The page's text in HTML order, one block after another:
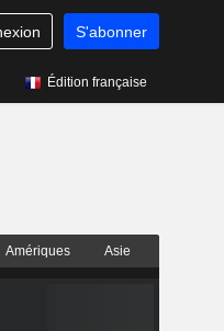
S'abonner
Édition française
Amériques Asie